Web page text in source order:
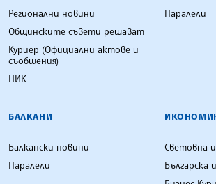
Регионални новини
Общинските съвети решават
Куриер (Официални актове и
съобщения)
ЦИК
Паралели
БАЛКАНИ
Балкански новини
Паралели
Световна
Българска